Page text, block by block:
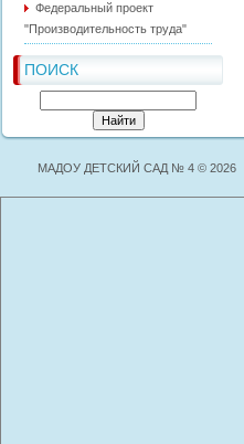
Федеральный проект
"Производительность труда"
ПОИСК
МАДОУ ДЕТСКИЙ САД № 4 © 2026